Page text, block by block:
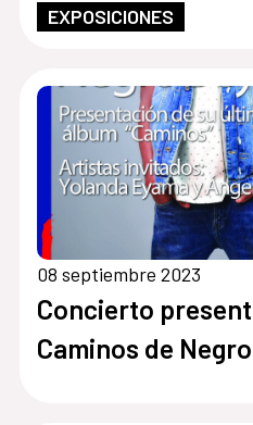
EXPOSICIONES
08 septiembre 2023
Concierto
Caminos de